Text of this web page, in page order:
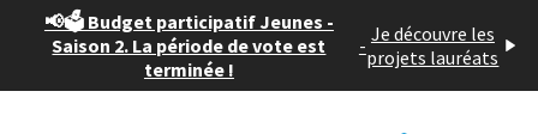
📢🗳️ Budget participatif Jeunes -
Saison 2. La période de vote est
terminée !
- Je découvre les
projets lauréats